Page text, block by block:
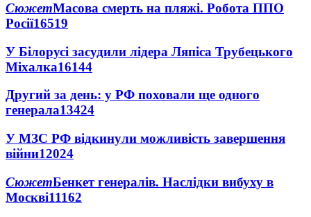
СюжетМасова смерть на пляжі. Робота ППО
Росії16519
У Білорусі засудили лідера Ляпіса Трубецького
Міхалка16144
Другий за день: у РФ поховали ще одного
генерала13424
У МЗС РФ відкинули можливість завершення
війни12024
СюжетБенкет генералів. Наслідки вибуху в
Москві11162